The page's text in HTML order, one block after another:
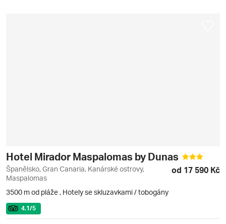
Hotel Mirador Maspalomas by Dunas
Španělsko, Gran Canaria, Kanárské ostrovy,
Maspalomas
od 17 590 Kč
3500 m od pláže , Hotely se skluzavkami / tobogány
4.1/5